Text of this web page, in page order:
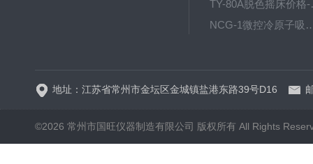
TY-
NCG-1微控冷
地址：江苏省常州市金坛区金城镇盐港东路39号D16
©2026 常州市国旺仪器制造有限公司 版权所有 All Rights